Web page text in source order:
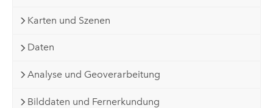
Karten und Szenen
Daten
Analyse und Geoverarbeitung
Bilddaten und Fernerkundung